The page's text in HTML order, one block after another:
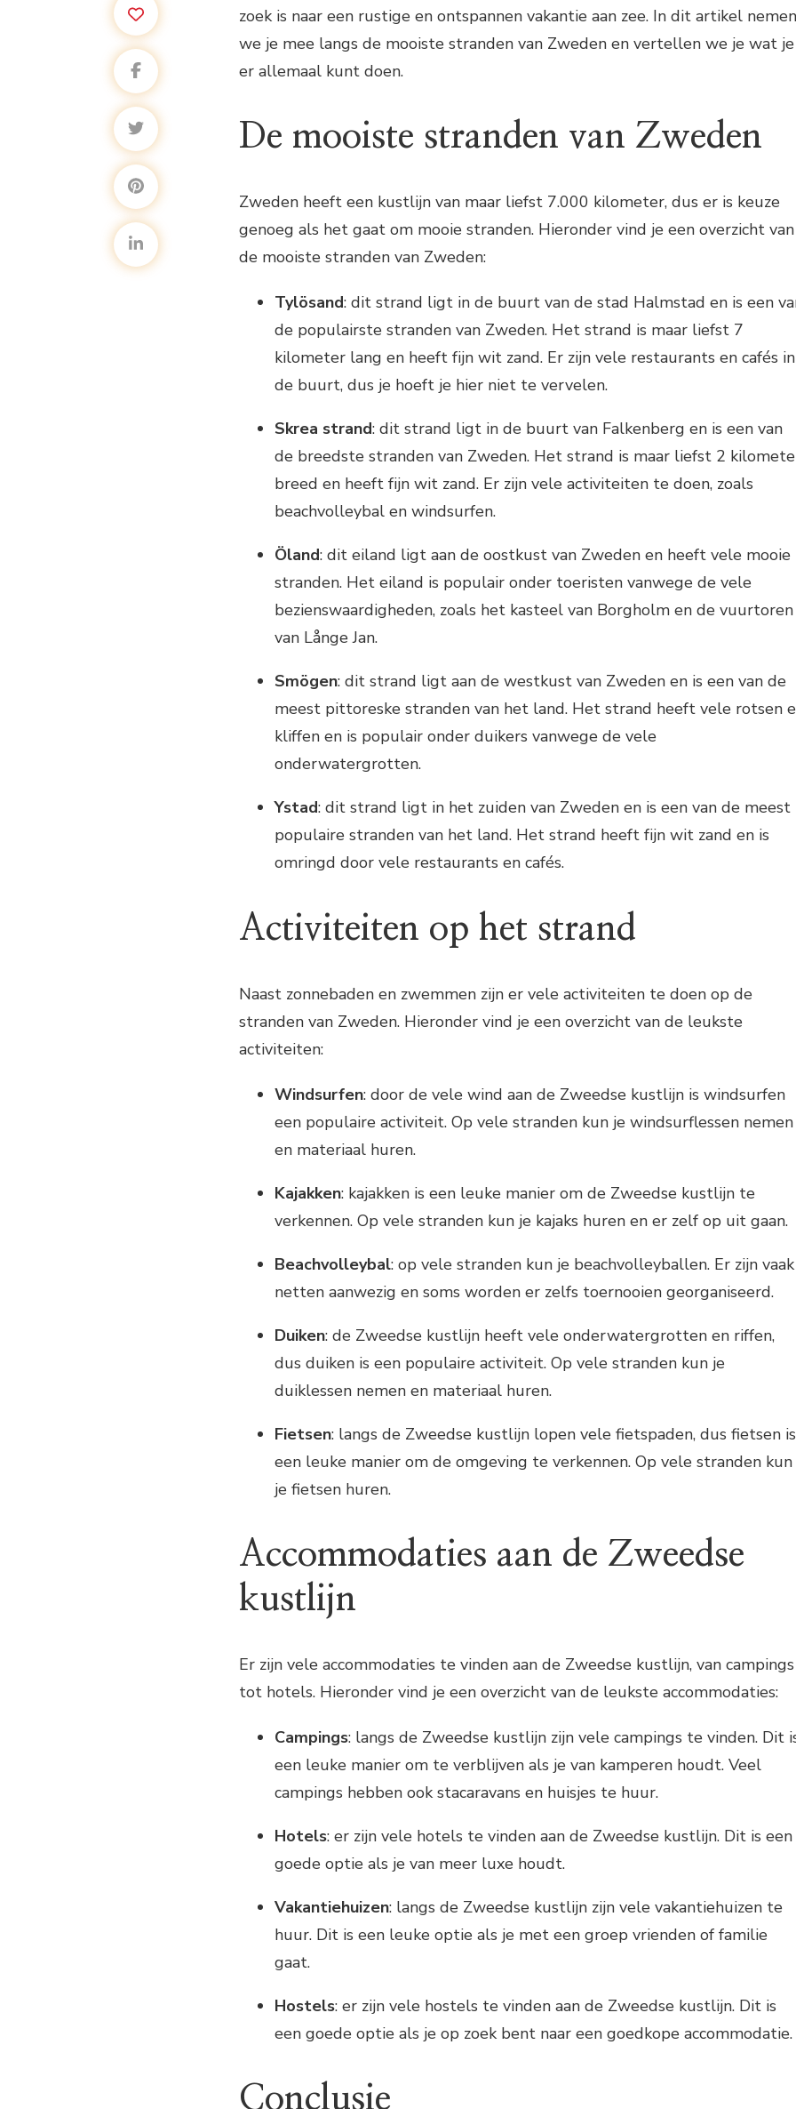
zoek is naar een rustige en ontspannen vakantie aan zee. In dit artikel nemen
we je mee langs de mooiste stranden van Zweden en vertellen we je wat je
er allemaal kunt doen.
De mooiste stranden van Zweden
Zweden heeft een kustlijn van maar liefst 7.000 kilometer, dus er is keuze
genoeg als het gaat om mooie stranden. Hieronder vind je een overzicht van
de mooiste stranden van Zweden:
Tylösand: dit strand ligt in de buurt van de stad Halmstad en is een
de populairste stranden van Zweden. Het strand is maar liefst 7
kilometer lang en heeft fijn wit zand. Er zijn vele restaurants en cafés in
de buurt, dus je hoeft je hier niet te vervelen.
Skrea strand: dit strand ligt in de buurt van Falkenberg en is een van
de breedste stranden van Zweden. Het strand is maar liefst 2
breed en heeft fijn wit zand. Er zijn vele activiteiten te doen, zoals
beachvolleybal en windsurfen.
Öland: dit eiland ligt aan de oostkust van Zweden en heeft vele mooie
stranden. Het eiland is populair onder toeristen vanwege de vele
bezienswaardigheden, zoals het kasteel van Borgholm en de vuurtoren
van Långe Jan.
Smögen: dit strand ligt aan de westkust van Zweden en is een van de
meest pittoreske stranden van het land. Het strand heeft vele rotsen
kliffen en is populair onder duikers vanwege de vele
onderwatergrotten.
Ystad: dit strand ligt in het zuiden van Zweden en is een van de meest
populaire stranden van het land. Het strand heeft fijn wit zand en is
omringd door vele restaurants en cafés.
Activiteiten op het strand
Naast zonnebaden en zwemmen zijn er vele activiteiten te doen op de
stranden van Zweden. Hieronder vind je een overzicht van de leukste
activiteiten:
Windsurfen: door de vele wind aan de Zweedse kustlijn is windsurfen
een populaire activiteit. Op vele stranden kun je windsurflessen nemen
en materiaal huren.
Kajakken: kajakken is een leuke manier om de Zweedse kustlijn te
verkennen. Op vele stranden kun je kajaks huren en er zelf op uit gaan.
Beachvolleybal: op vele stranden kun je beachvolleyballen. Er zijn vaak
netten aanwezig en soms worden er zelfs toernooien georganiseerd.
Duiken: de Zweedse kustlijn heeft vele onderwatergrotten en riffen,
dus duiken is een populaire activiteit. Op vele stranden kun je
duiklessen nemen en materiaal huren.
Fietsen: langs de Zweedse kustlijn lopen vele fietspaden, dus fietsen is
een leuke manier om de omgeving te verkennen. Op vele stranden kun
je fietsen huren.
Accommodaties aan de Zweedse
kustlijn
Er zijn vele accommodaties te vinden aan de Zweedse kustlijn, van campings
tot hotels. Hieronder vind je een overzicht van de leukste accommodaties:
Campings: langs de Zweedse kustlijn zijn vele campings te vinden. Dit
een leuke manier om te verblijven als je van kamperen houdt. Veel
campings hebben ook stacaravans en huisjes te huur.
Hotels: er zijn vele hotels te vinden aan de Zweedse kustlijn. Dit is een
goede optie als je van meer luxe houdt.
Vakantiehuizen: langs de Zweedse kustlijn zijn vele vakantiehuizen te
huur. Dit is een leuke optie als je met een groep vrienden of familie
gaat.
Hostels: er zijn vele hostels te vinden aan de Zweedse kustlijn. Dit is
een goede optie als je op zoek bent naar een goedkope accommodatie.
Conclusie